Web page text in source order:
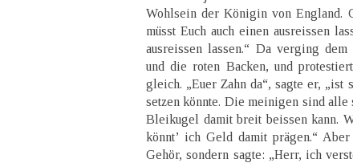
Wohlsein der Königin von England.
müsst Euch auch einen ausreissen
ausreissen lassen.“ Da verging
und die roten Backen, und
gleich. „Euer Zahn da“, sagte er, „ist
setzen könnte. Die meinigen sind alle
Bleikugel damit breit beissen kann.
könnt’ ich Geld damit prägen.“
Gehör, sondern sagte: „Herr, ich